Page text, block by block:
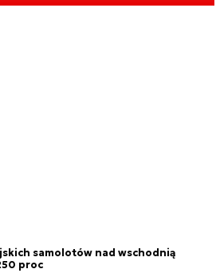
samolotów nad wschodnią
proc